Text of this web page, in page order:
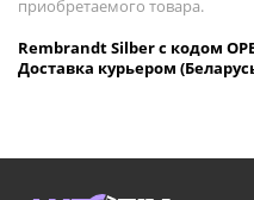
приобретаемого товара.
Rembrandt Silber с кодом
Доставка курьером